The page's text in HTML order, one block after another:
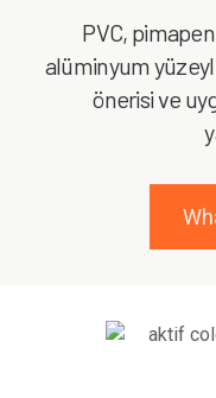
PVC,
alüminyum
önerisi ve